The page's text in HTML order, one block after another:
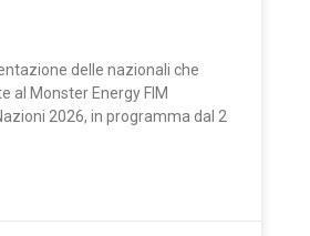
delle nazionali che
al Monster Energy FIM
2026, in programma dal 2